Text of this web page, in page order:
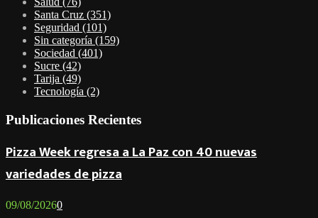
Santa Cruz (351)
Seguridad (101)
Sin categoría (159)
Sociedad (401)
Sucre (42)
Tarija (49)
Tecnología (2)
Publicaciones Recientes
Pizza Week regresa a La Paz con 40 nuevas
variedades de pizza
09/08/20260